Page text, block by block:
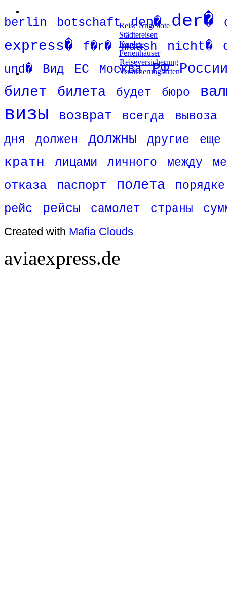
Reise Angebote
Städtereisen
Kurorte
Ferienhäuser
Reiseversicherung
Versicherungsarten
berlin botschaft den� der�
express� f�r� mdash nicht�
und� Вид ЕС Москва РФ
билет билета будет бюро
визы возврат всегда
вывоза
дня
должен должны другие еще
кратн лицами личного между
отказа паспорт полета порядке
рейс рейсы самолет страны
Created with Mafia Clouds
aviaexpress.de